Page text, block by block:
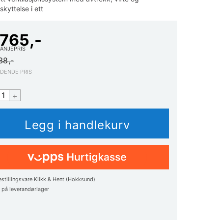
i ett
PRIS
+
Klikk & Hent (Hokksund)
på leverandørlager